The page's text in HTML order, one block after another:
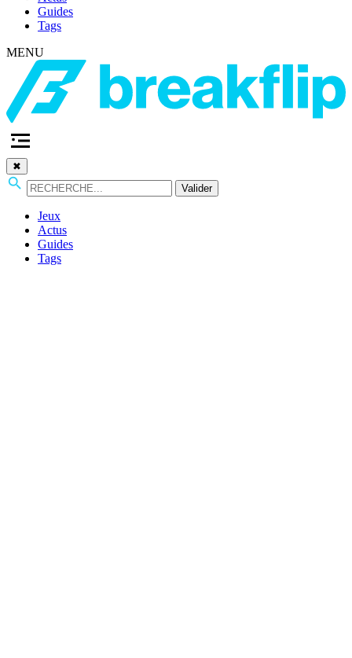
Guides
Tags
MENU
✖
Valider
Jeux
Actus
Guides
Tags